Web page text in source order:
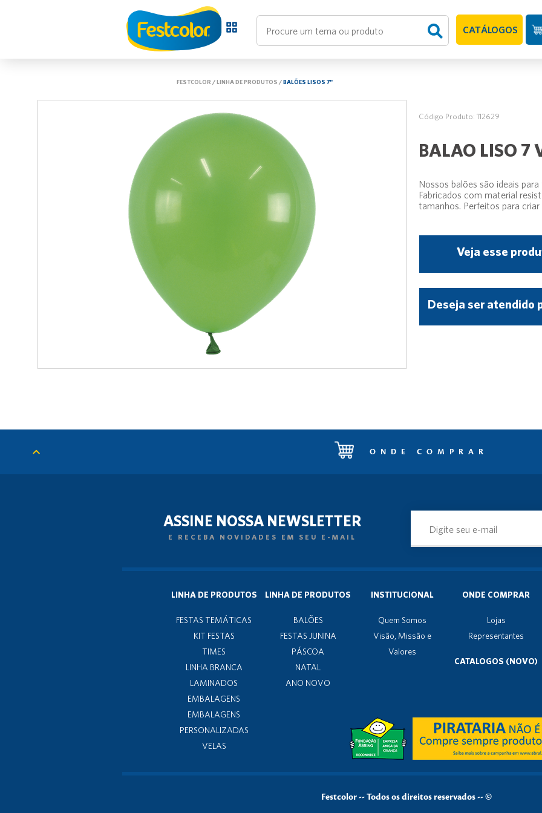
CATÁLOGOS
FESTCOLOR /LINHA DE PRODUTOS /BALÕES LISOS 7"
Código Produto: 112629
BALAO LISO 7
Nossos balões são ideais
Fabricados com material
tamanhos. Perfeitos para
Veja esse
Deseja ser atendido
ONDE COMPRAR
ASSINE NOSSA NEWSLETTER
E RECEBA NOVIDADES EM SEU E-MAIL
LINHA DE PRODUTOS
FESTAS TEMÁTICAS
KIT FESTAS
TIMES
LINHA BRANCA
LAMINADOS
EMBALAGENS
EMBALAGENS
PERSONALIZADAS
VELAS
LINHA DE PRODUTOS
BALÕES
FESTAS JUNINA
PÁSCOA
NATAL
ANO NOVO
INSTITUCIONAL
Quem Somos
Visão, Missão e
Valores
ONDE COMPRAR
Lojas
Representantes
CATALOGOS (NOVO)
Festcolor--Todos os direitos reservados -- ©